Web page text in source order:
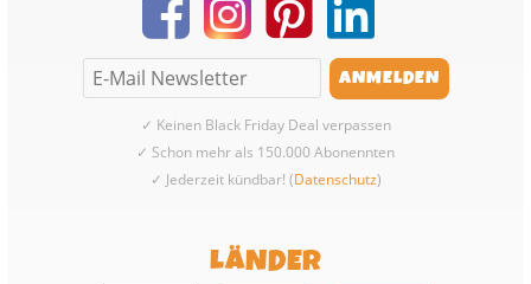
✓ Keinen Black Friday Deal verpassen
✓ Schon mehr als 150.000 Abonennten
✓ Jederzeit kündbar! (Datenschutz)
LÄNDER